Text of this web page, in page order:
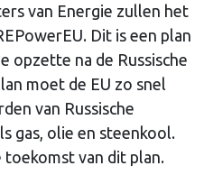
van Energie zullen het
Dit is een plan
opzette na de Russische
moet de EU zo snel
van Russische
gas, olie en steenkool.
toekomst van dit plan.